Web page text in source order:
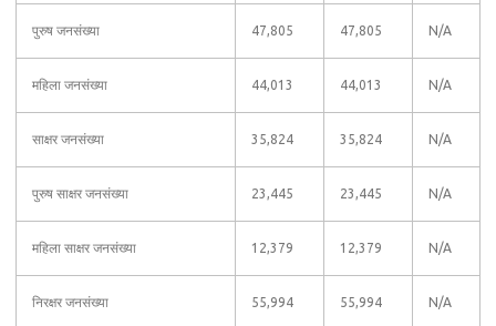
पुरुष जनसंख्या 47,805 47,805 N/A
महिला जनसंख्या 44,013 44,013 N/A
साक्षर जनसंख्या 35,824 35,824 N/A
पुरुष साक्षर जनसंख्या 23,445 23,445 N/A
महिला साक्षर जनसंख्या 12,379 12,379 N/A
निरक्षर जनसंख्या 55,994 55,994 N/A